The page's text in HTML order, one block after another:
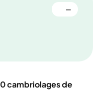
—
0 cambriolages de